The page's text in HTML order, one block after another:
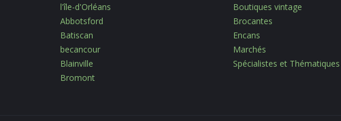
l'île-d'Orléans
Abbotsford
Batiscan
becancour
Blainville
Bromont
Boutiques vintage
Brocantes
Encans
Marchés
Spécialistes et Thématiques